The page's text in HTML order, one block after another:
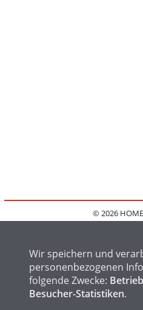
© 2026 HOME
FAQ
Wir speichern und
personenbezogenen
folgende Zwecke:
Besucher-Statistiken.